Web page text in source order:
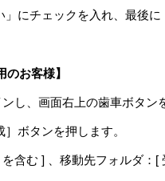
にチェックを入れ、最後
のお客様】
し、画面右上の歯車ボタン
ボタンを押します。
含む ] 、移動先フォルダ：[